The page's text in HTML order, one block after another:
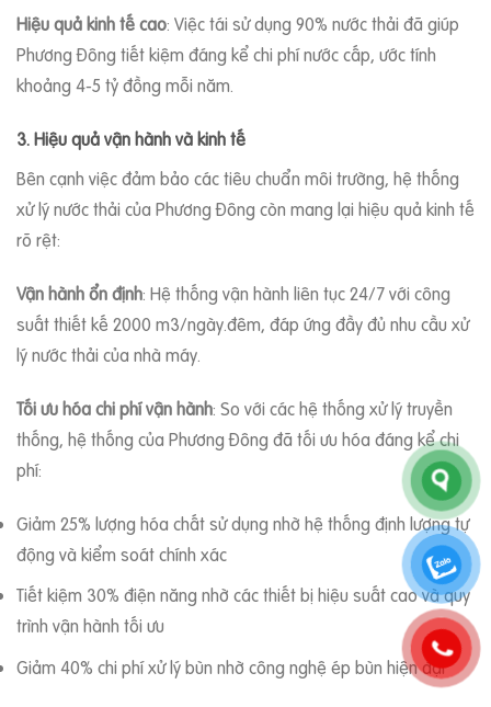
Hiệu quả kinh tế cao: Việc tái sử dụng 90% nước thải đã giúp
Phương Đông tiết kiệm đáng kể chi phí nước cấp, ước tính
khoảng 4-5 tỷ đồng mỗi năm.
3. Hiệu quả vận hành và kinh tế
Bên cạnh việc đảm bảo các tiêu chuẩn môi trường, hệ thống
xử lý nước thải của Phương Đông còn mang lại hiệu quả kinh tế
rõ rệt:
Vận hành ổn định: Hệ thống vận hành liên tục 24/7 với công
suất thiết kế 2000 m3/ngày.đêm, đáp ứng đầy đủ nhu cầu xử
lý nước thải của nhà máy.
Tối ưu hóa chi phí vận hành: So với các hệ thống xử lý truyền
thống, hệ thống của Phương Đông đã tối ưu hóa đáng kể chi
phí:
Giảm 25% lượng hóa chất sử dụng nhờ hệ thống định lượng tự
động và kiểm soát chính xác
Tiết kiệm 30% điện năng nhờ các thiết bị hiệu suất cao và quy
trình vận hành tối ưu
Giảm 40% chi phí xử lý bùn nhờ công nghệ ép bùn hiện đại